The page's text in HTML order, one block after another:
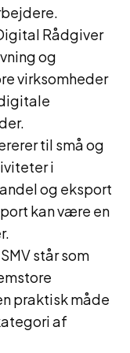
Rådgiver
og
virksomheder
til små og
i
og eksport
kan være en
står som
praktisk måde
af